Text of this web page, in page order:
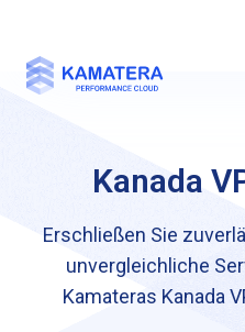
Kanada
Erschließen Sie
unvergleichliche
Kamateras Kanada